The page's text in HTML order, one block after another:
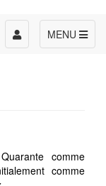
MENU
Toggle
navigation
comme
comme